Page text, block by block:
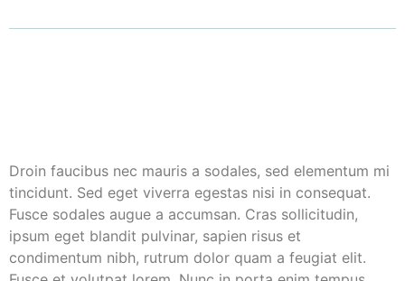
Droin faucibus nec mauris a sodales, sed elementum mi
tincidunt. Sed eget viverra egestas nisi in consequat.
Fusce sodales augue a accumsan. Cras sollicitudin,
ipsum eget blandit pulvinar, sapien risus et
condimentum nibh, rutrum dolor quam a feugiat elit.